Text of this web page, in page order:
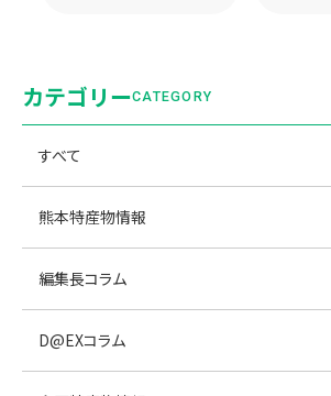
カテゴリーCATEGORY
すべて
熊本特産物情報
編集長コラム
D@EXコラム